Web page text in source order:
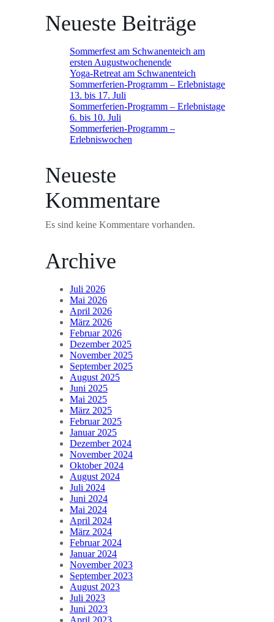
Neueste Beiträge
Sommerfest am Schwanenteich am
ersten Augustwochenende
Yoga-Retreat am Schwanenteich
Sommerferien-Programm – Erlebnistage
13. bis 17. Juli
Sommerferien-Programm – Erlebnistage
6. bis 10. Juli
Sommerferien-Programm –
Erlebniswochen
Neueste
Kommentare
Es sind keine Kommentare vorhanden.
Archive
Juli 2026
Mai 2026
April 2026
März 2026
Februar 2026
Dezember 2025
November 2025
September 2025
August 2025
Juni 2025
Mai 2025
März 2025
Februar 2025
Januar 2025
Dezember 2024
November 2024
Oktober 2024
August 2024
Juli 2024
Juni 2024
Mai 2024
April 2024
März 2024
Februar 2024
Januar 2024
November 2023
September 2023
August 2023
Juli 2023
Juni 2023